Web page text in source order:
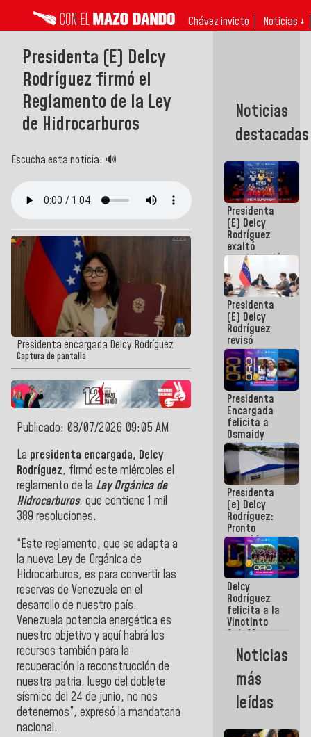
Chávez invicto Noticias ↓
Presidenta (E) Delcy
Rodríguez firmó el
Reglamento de la Ley
de Hidrocarburos
Escucha esta noticia: 🔊
Presidenta encargada Delcy Rodríguez
Captura de pantalla
Publicado: 08/07/2026 09:05 AM
La presidenta encargada, Delcy
Rodríguez, firmó este miércoles el
reglamento de la Ley Orgánica de
Hidrocarburos, que contiene 1 mil
389 resoluciones.
“Este reglamento, que se adapta a
la nueva Ley de Orgánica de
Hidrocarburos, es para convertir las
reservas de Venezuela en el
desarrollo de nuestro país.
Venezuela potencia energética es
nuestro objetivo y aquí habrá los
recursos también para la
recuperación la reconstrucción de
nuestra patria, luego del doblete
sísmico del 24 de junio, no nos
detenemos”, expresó la mandataria
nacional.
Noticias
destacadas
Presidenta
(E) Delcy
Rodríguez
exaltó
participación
de
Venezuela
en Juegos
Centroamericanos
y del Caribe
2026
Presidenta
(E) Delcy
Rodríguez
revisó
agenda
económica y
ejecución de
fondos de
emergencia
post-sismos
Presidenta
Encargada
felicita a
Osmaidy
Arias y
Giraly
Marcano por
hacer
historia en
los
Centroamericanos
Presidenta
(e) Delcy
Rodríguez:
Pronto
restableceremos
las
operaciones
en el
Aeropuerto
Internacional
de
Maiquetía
Delcy
Rodríguez
felicita a la
Vinotinto
Sub 20
campeona
frente
México Sub
23 en los
Centroamericanos
Noticias
más
leídas